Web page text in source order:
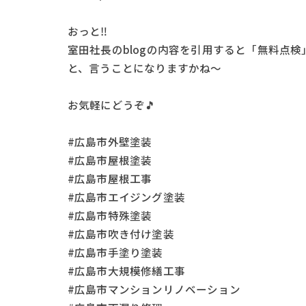
おっと‼
室田社長のblogの内容を引用すると「無料点
と、言うことになりますかね～
お気軽にどうぞ🎵
#広島市外壁塗装
#広島市屋根塗装
#広島市屋根工事
#広島市エイジング塗装
#広島市特殊塗装
#広島市吹き付け塗装
#広島市手塗り塗装
#広島市大規模修繕工事
#広島市マンションリノベーション